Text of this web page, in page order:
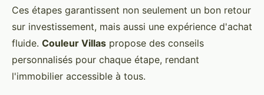
Ces étapes garantissent non seulement un bon retour
sur investissement, mais aussi une expérience d'achat
fluide. Couleur Villas propose des conseils
personnalisés pour chaque étape, rendant
l'immobilier accessible à tous.